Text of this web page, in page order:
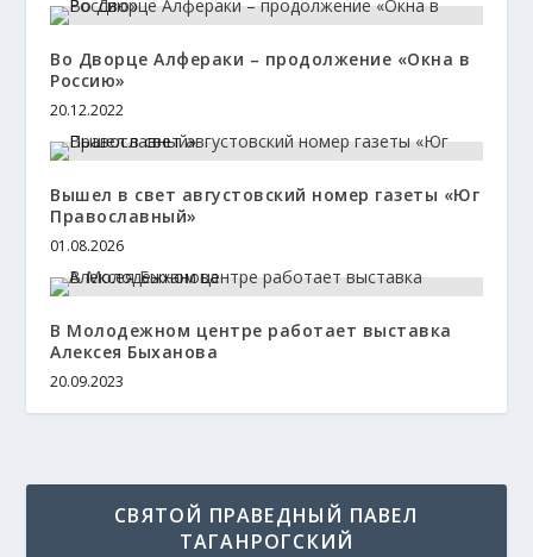
Во Дворце Алфераки – продолжение «Окна в
Россию»
20.12.2022
Вышел в свет августовский номер газеты «Юг
Православный»
01.08.2026
В Молодежном центре работает выставка
Алексея Быханова
20.09.2023
СВЯТОЙ ПРАВЕДНЫЙ ПАВЕЛ
ТАГАНРОГСКИЙ